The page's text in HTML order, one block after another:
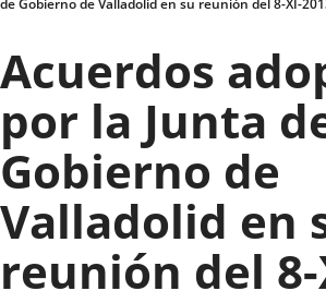
de
Valladolid
de Gobierno de Valladolid en su reunión del 8-XI-
Acuerdos
por la Junta
Gobierno de
Valladolid en
reunión del 8-